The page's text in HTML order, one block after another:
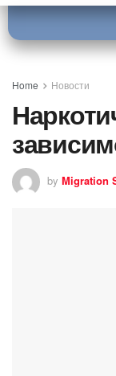
Home Новости
by Migration